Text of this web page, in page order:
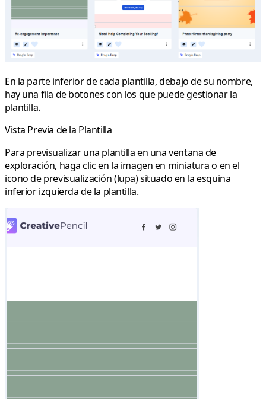
En la parte inferior de cada plantilla, debajo de su nombre,
hay una fila de botones con los que puede gestionar la
plantilla.
Vista Previa de la Plantilla
Para previsualizar una plantilla en una ventana de
exploración, haga clic en la imagen en miniatura o en el
icono de previsualización (lupa) situado en la esquina
inferior izquierda de la plantilla.